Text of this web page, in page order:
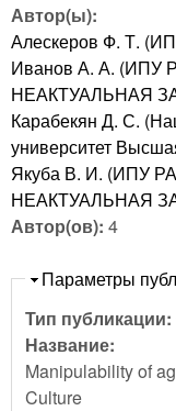
Автор(ы):
Алескеров Ф. Т.
Иванов А. А. (ИПУ
НЕАКТУАЛЬНАЯ
Карабекян Д. С.
университет
Якуба В. И. (ИПУ
НЕАКТУАЛЬНАЯ
Автор(ов): 4
Скрыть
Параметры
Тип публикации:
Название:
Manipulability of
Culture